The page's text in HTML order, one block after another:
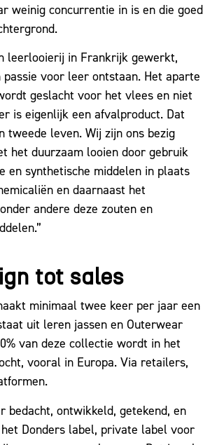
weinig concurrentie in is en die goed
leerlooierij in Frankrijk gewerkt,
voor leer ontstaan. Het aparte
geslacht voor het vlees en niet
is eigenlijk een afvalproduct. Dat
tweede leven. Wij zijn ons bezig
het duurzaam looien door gebruik
en synthetische middelen in plaats
en daarnaast het
andere deze zouten en
tot sales
minimaal twee keer per jaar een
uit leren jassen en Outerwear
van deze collectie wordt in het
vooral in Europa. Via retailers,
bedacht, ontwikkeld, getekend, en
Donders label, private label voor